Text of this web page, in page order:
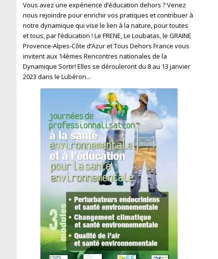
Vous avez une expérience d’éducation dehors ? Venez
nous rejoindre pour enrichir vos pratiques et contribuer à
notre dynamique qui vise le lien à la nature, pour toutes
et tous, par l’éducation ! Le FRENE, Le Loubatas, le GRAINE
Provence-Alpes-Côte d’Azur et Tous Dehors France vous
invitent aux 14èmes Rencontres nationales de la
Dynamique Sortir! Elles se dérouleront du 8 au 13 janvier
2023 dans le Lubéron...